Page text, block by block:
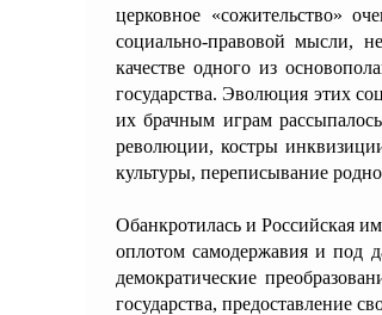
церковное «сожительство»
социально-правовой мысли,
качестве одного из
государства. Эволюция этих
их брачным играм
революции, костры
культуры, переписывание
Обанкротилась и Российская
оплотом самодержавия и под
демократические
государства, предоставление